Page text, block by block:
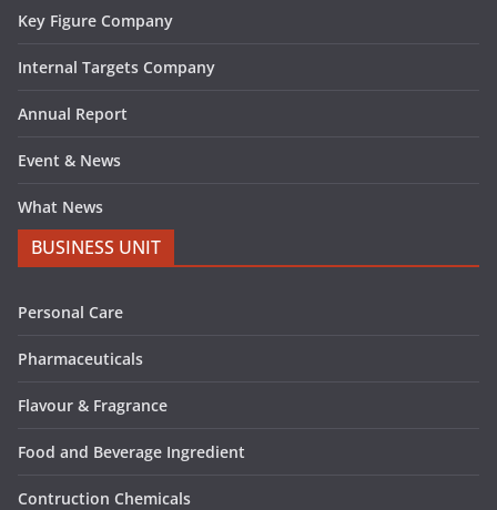
Key Figure Company
Internal Targets Company
Annual Report
Event & News
What News
BUSINESS UNIT
Personal Care
Pharmaceuticals
Flavour & Fragrance
Food and Beverage Ingredient
Contruction Chemicals